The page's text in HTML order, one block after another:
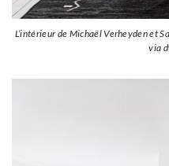
L’intérieur de Michaël Verheyden et
via